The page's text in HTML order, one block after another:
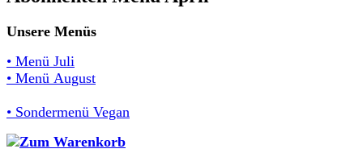
Unsere Menüs
• Menü Juli
• Menü August
• Sondermenü Vegan